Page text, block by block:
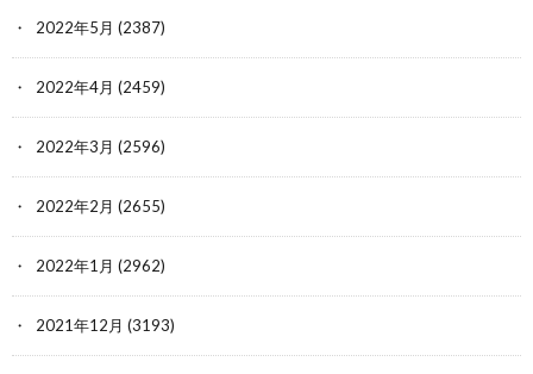
2022年5月 (2387)
2022年4月 (2459)
2022年3月 (2596)
2022年2月 (2655)
2022年1月 (2962)
2021年12月 (3193)